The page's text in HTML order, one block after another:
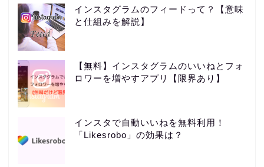
インスタグラムのフィードって？【意味
と仕組みを解説】
【無料】インスタグラムのいいねとフォ
ロワーを増やすアプリ【限界あり】
インスタで自動いいねを無料利用！
「Likesrobo」の効果は？